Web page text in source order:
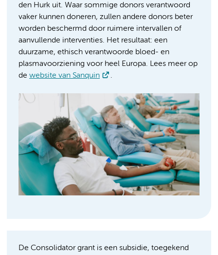
den Hurk uit. Waar sommige donors verantwoord
vaker kunnen doneren, zullen andere donors beter
worden beschermd door ruimere intervallen of
aanvullende interventies. Het resultaat: een
duurzame, ethisch verantwoorde bloed- en
plasmavoorziening voor heel Europa. Lees meer op
de website van Sanquin .
De Consolidator grant is een subsidie, toegekend